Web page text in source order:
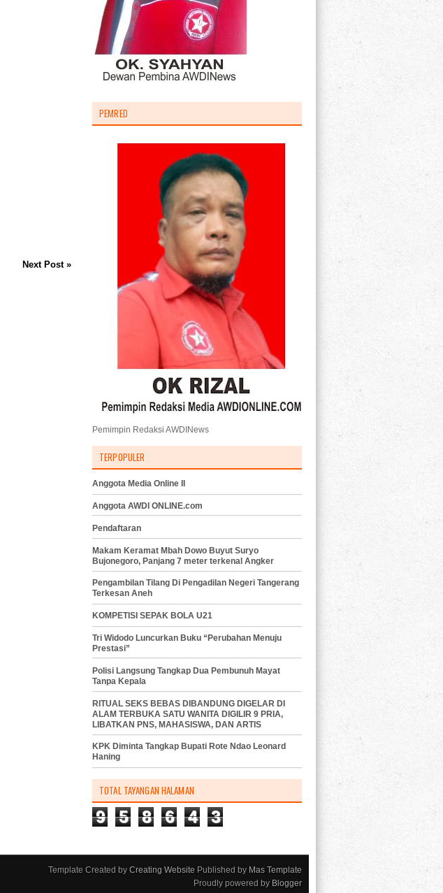
Next Post »
PEMRED
Pemimpin Redaksi AWDINews
TERPOPULER
Anggota Media Online II
Anggota AWDI ONLINE.com
Pendaftaran
Makam Keramat Mbah Dowo Buyut Suryo
Bujonegoro, Panjang 7 meter terkenal Angker
Pengambilan Tilang Di Pengadilan Negeri Tangerang
Terkesan Aneh
KOMPETISI SEPAK BOLA U21
Tri Widodo Luncurkan Buku “Perubahan Menuju
Prestasi”
Polisi Langsung Tangkap Dua Pembunuh Mayat
Tanpa Kepala
RITUAL SEKS BEBAS DIBANDUNG DIGELAR DI
ALAM TERBUKA SATU WANITA DIGILIR 9 PRIA,
LIBATKAN PNS, MAHASISWA, DAN ARTIS
KPK Diminta Tangkap Bupati Rote Ndao Leonard
Haning
TOTAL TAYANGAN HALAMAN
9 5 8 6 4 3
Template Created by Creating Website Published by Mas Template
Proudly powered by Blogger